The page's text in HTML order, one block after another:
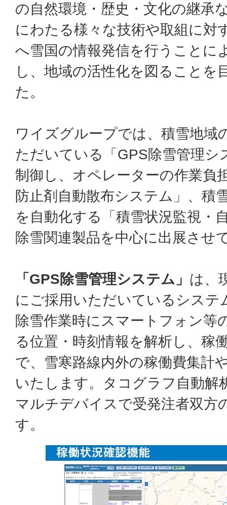
の自然環境・歴史・文化の継承
にわたる様々な技術や取組に対
へ雪国の情報発信を行うことに
し、地域の活性化を図ることを
た。
ワイズグループでは、積雪地域
ただいている「GPS除雪管理シ
制御し、オペレーターの作業負
防止剤自動散布システム」、積
を自動化する「積雪状況監視・
除雪関連製品を中心に出展させ
「GPS除雪管理システム」 は、
にご採用いただいているシステ
除雪作業時にスマートフォン等
る位置・時刻情報を解析し、稼
で、雪寒路線内外の稼働費集計
いたします。タコグラフ自動解
マルチデバイスで受発注者双方
す。